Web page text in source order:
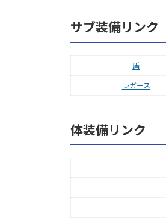
サブ装備リンク
盾
レガース
体装備リンク